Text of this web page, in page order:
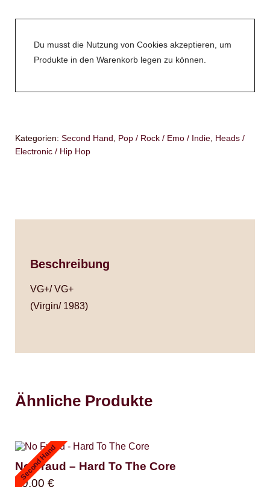
Du musst die Nutzung von Cookies akzeptieren, um
Produkte in den Warenkorb legen zu können.
Kategorien: Second Hand Pop / Rock / Emo / Indie Heads /
Electronic / Hip Hop
Beschreibung
VG+/ VG+
(Virgin/ 1983)
Ähnliche Produkte
Second Hand
No Fraud – Hard To The Core
10,00 €